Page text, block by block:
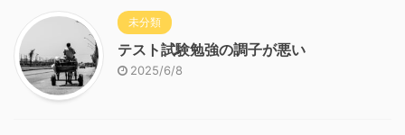
未分類
テスト試験勉強の調子が悪い
2025/6/8